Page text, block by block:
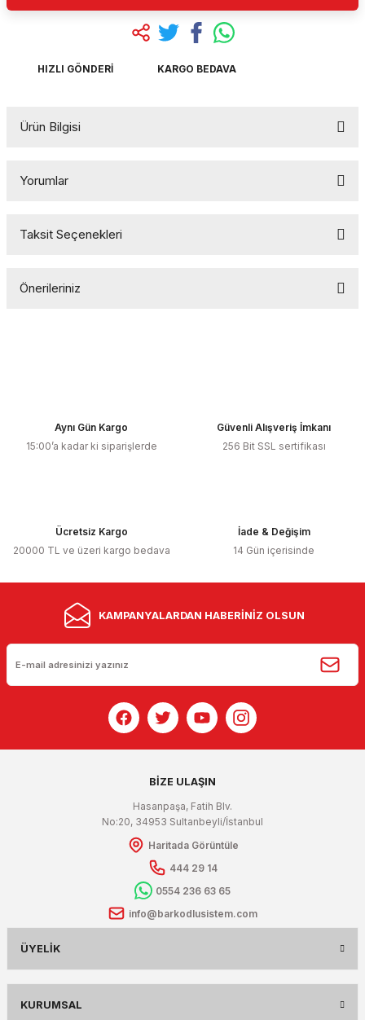
HIZLI GÖNDERI KARGO BEDAVA
Ürün Bilgisi
Yorumlar
Taksit Seçenekleri
Önerileriniz
Ürün açıklamasında eksik bilgiler bulunuyor.
Gönder
Aynı Gün Kargo
15:00’a kadar ki siparişlerde
Güvenli Alışveriş İmkanı
256 Bit SSL sertifikası
Ücretsiz Kargo
20000 TL ve üzeri kargo bedava
İade & Değişim
14 Gün içerisinde
KAMPANYALARDAN HABERİNİZ OLSUN
BİZE ULAŞIN
Hasanpaşa, Fatih Blv.
No:20, 34953 Sultanbeyli/İstanbul
Haritada Görüntüle
444 29 14
0554 236 63 65
info@barkodlusistem.com
ÜYELIK
KURUMSAL